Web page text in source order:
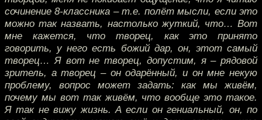
сочинение 8-классника – т.е. полёт мысли, если это
можно так назвать, настолько жуткий, что… Вот
мне кажется, что творец, как это принято
говорить, у него есть божий дар, он, этот самый
творец… Я вот не творец, допустим, я – рядовой
зритель, а творец – он одарённый, и он мне некую
проблему, вопрос может задать: как мы живём,
почему мы вот так живём, что вообще это такое.
Я так не вижу жизнь. А если он гениальный, он, по